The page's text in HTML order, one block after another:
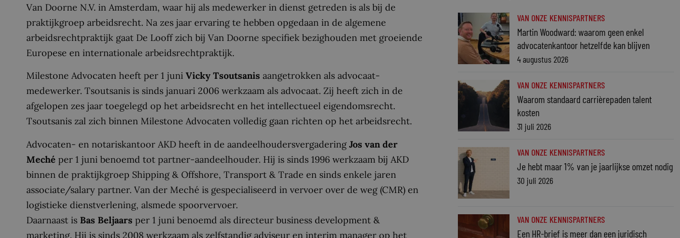
Van Doorne N.V. in Amsterdam, waar hij als medewerker in dienst getreden is als bij de
praktijkgroep arbeidsrecht. Na zes jaar ervaring te hebben opgedaan in de algemene
arbeidsrechtpraktijk gaat De Looff zich bij Van Doorne specifiek bezighouden met groeiende
Europese en internationale arbeidsrechtpraktijk.
Milestone Advocaten heeft per 1 juni Vicky Tsoutsanis aangetrokken als advocaat-
medewerker. Tsoutsanis is sinds januari 2006 werkzaam als advocaat. Zij heeft zich in de
afgelopen zes jaar toegelegd op het arbeidsrecht en het intellectueel eigendomsrecht.
Tsoutsanis zal zich binnen Milestone Advocaten volledig gaan richten op het arbeidsrecht.
Advocaten- en notariskantoor AKD heeft in de aandeelhoudersvergadering Jos van der
Meché per 1 juni benoemd tot partner-aandeelhouder. Hij is sinds 1996 werkzaam bij AKD
binnen de praktijkgroep Shipping & Offshore, Transport & Trade en sinds enkele jaren
associate/salary partner. Van der Meché is gespecialiseerd in vervoer over de weg (CMR) en
logistieke dienstverlening, alsmede spoorvervoer.
Daarnaast is Bas Beljaars per 1 juni benoemd als directeur business development &
marketing. Hij is sinds 2008 werkzaam als zelfstandig adviseur en interim manager op het
VAN ONZE KENNISPARTNERS
Martin Woodward: waarom geen enkel
advocatenkantoor hetzelfde kan blijven
4 augustus 2026
VAN ONZE KENNISPARTNERS
Waarom standaard carrièrepaden talent
kosten
31 juli 2026
VAN ONZE KENNISPARTNERS
Je hebt maar 1% van je jaarlijkse omzet nodig
30 juli 2026
VAN ONZE KENNISPARTNERS
Een HR-brief is meer dan een juridisch